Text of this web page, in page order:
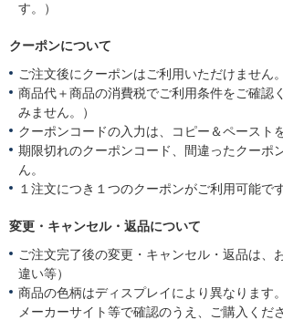
す。）
クーポンについて
ご注文後にクーポンはご利用いただけません。
商品代＋商品の消費税でご利用条件をご確認
みません。）
クーポンコードの入力は、コピー＆ペースト
期限切れのクーポンコード、間違ったクーポ
ん。
１注文につき１つのクーポンがご利用可能で
変更・キャンセル・返品について
ご注文完了後の変更・キャンセル・返品は
違い等）
商品の色柄はディスプレイにより異なります
メーカーサイト等で確認のうえ、ご購入く